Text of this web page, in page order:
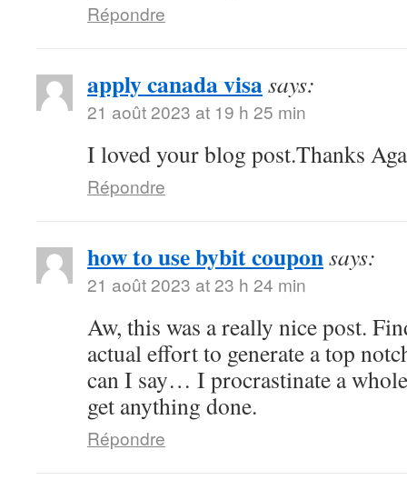
Répondre
apply canada visasays:
21 août 2023 at 19 h 25 min
I loved your blog post.Thanks
Répondre
how to use bybit couponsays:
21 août 2023 at 23 h 24 min
Aw, this was a really nice post.
actual effort to generate a top
can I say… I procrastinate a
get anything done.
Répondre